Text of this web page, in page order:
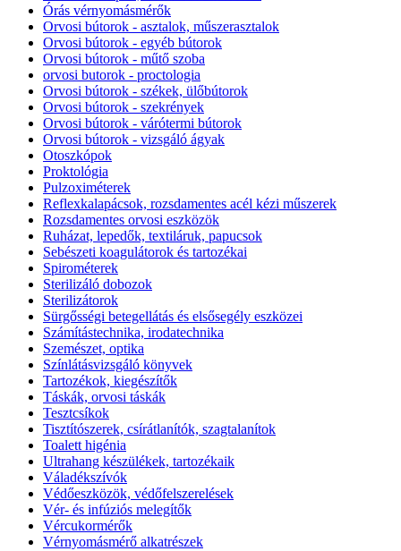
Órás vérnyomásmérők
Orvosi bútorok - asztalok, műszerasztalok
Orvosi bútorok - egyéb bútorok
Orvosi bútorok - műtő szoba
orvosi butorok - proctologia
Orvosi bútorok - székek, ülőbútorok
Orvosi bútorok - szekrények
Orvosi bútorok - várótermi bútorok
Orvosi bútorok - vizsgáló ágyak
Otoszkópok
Proktológia
Pulzoximéterek
Reflexkalapácsok, rozsdamentes acél kézi műszerek
Rozsdamentes orvosi eszközök
Ruházat, lepedők, textiláruk, papucsok
Sebészeti koagulátorok és tartozékai
Spirométerek
Sterilizáló dobozok
Sterilizátorok
Sürgősségi betegellátás és elsősegély eszközei
Számítástechnika, irodatechnika
Szemészet, optika
Színlátásvizsgáló könyvek
Tartozékok, kiegészítők
Táskák, orvosi táskák
Tesztcsíkok
Tisztítószerek, csírátlanítók, szagtalanítok
Toalett higénia
Ultrahang készülékek, tartozékaik
Váladékszívók
Védőeszközök, védőfelszerelések
Vér- és infúziós melegítők
Vércukormérők
Vérnyomásmérő alkatrészek